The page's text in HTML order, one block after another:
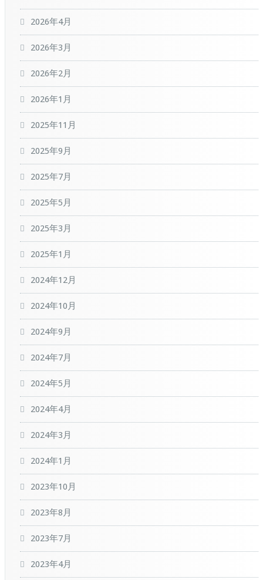
2026年4月
2026年3月
2026年2月
2026年1月
2025年11月
2025年9月
2025年7月
2025年5月
2025年3月
2025年1月
2024年12月
2024年10月
2024年9月
2024年7月
2024年5月
2024年4月
2024年3月
2024年1月
2023年10月
2023年8月
2023年7月
2023年4月